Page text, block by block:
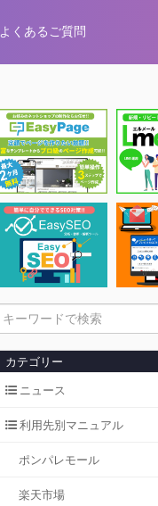
よくあるご質問
カテゴリー
ニュース
利用先別マニュアル
ポンパレモール
楽天市場